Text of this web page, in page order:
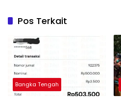
Pos Terkait
Bangka Tengah